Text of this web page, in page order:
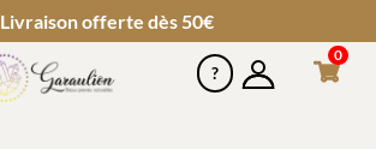
Livraison offerte dès 50€
0